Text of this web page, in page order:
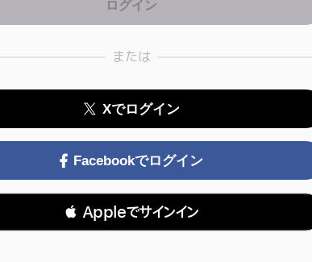
または
Xでログイン
Facebookでログイン
 Appleでサインイン